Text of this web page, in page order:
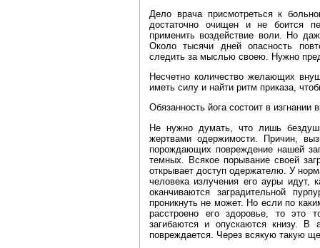
Дело врача присмотреться к
достаточно очищен и не боится
применить воздействие воли. Но
Около тысячи дней опасность
следить за мыслью своею. Нужно
Несчетно количество желающих
иметь силу и найти ритм приказа,
Обязанность йога состоит в изгнании
Не нужно думать, что лишь
жертвами одержимости. Причин,
порождающих повреждение нашей
темных. Всякое порывание своей
открывает доступ одержателю. У
человека излучения его ауры идут,
оканчиваются заградительной
проникнуть не может. Но если по
расстроено его здоровье, то это
загибаются и опускаются книзу. В
повреждается. Через всякую такую